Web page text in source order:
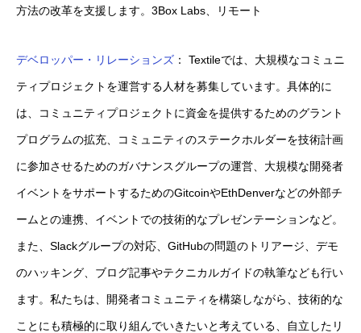
方法の改革を支援します。3Box Labs、リモート
デベロッパー・リレーションズ ： Textileでは、大規模なコミュニ
ティプロジェクトを運営する人材を募集しています。具体的に
は、コミュニティプロジェクトに資金を提供するためのグラント
プログラムの拡充、コミュニティのステークホルダーを技術計画
に参加させるためのガバナンスグループの運営、大規模な開発者
イベントをサポートするためのGitcoinやEthDenverなどの外部チ
ームとの連携、イベントでの技術的なプレゼンテーションなど。
また、Slackグループの対応、GitHubの問題のトリアージ、デモ
のハッキング、ブログ記事やテクニカルガイドの執筆なども行い
ます。私たちは、開発者コミュニティを構築しながら、技術的な
ことにも積極的に取り組んでいきたいと考えている、自立したリ